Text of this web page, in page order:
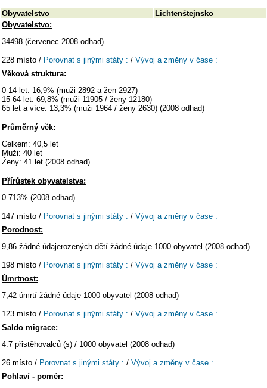
Obyvatelstvo
Lichtenštejnsko
Obyvatelstvo:
34498 (červenec 2008 odhad)
228 místo / Porovnat s jinými státy : / Vývoj a změny v čase :
Věková struktura:
0-14 let: 16,9% (muži 2892 a žen 2927)
15-64 let: 69,8% (muži 11905 / ženy 12180)
65 let a více: 13,3% (muži 1964 / ženy 2630) (2008 odhad)
Průměrný věk:
Celkem: 40,5 let
Muži: 40 let
Ženy: 41 let (2008 odhad)
Přírůstek obyvatelstva:
0.713% (2008 odhad)
147 místo / Porovnat s jinými státy : / Vývoj a změny v čase :
Porodnost:
9,86 žádné údajerozených dětí žádné údaje 1000 obyvatel (2008 odhad)
198 místo / Porovnat s jinými státy : / Vývoj a změny v čase :
Úmrtnost:
7,42 úmrtí žádné údaje 1000 obyvatel (2008 odhad)
123 místo / Porovnat s jinými státy : / Vývoj a změny v čase :
Saldo migrace:
4.7 přistěhovalců (s) / 1000 obyvatel (2008 odhad)
26 místo / Porovnat s jinými státy : / Vývoj a změny v čase :
Pohlaví - poměr: